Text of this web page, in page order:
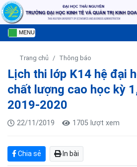
MENU
Trang chủ Thông báo
Lịch thi lớp K14 hệ đại
chất lượng cao học kỳ
2019-2020
22/11/2019 1705 lượt xem
Chia sẻ In bài